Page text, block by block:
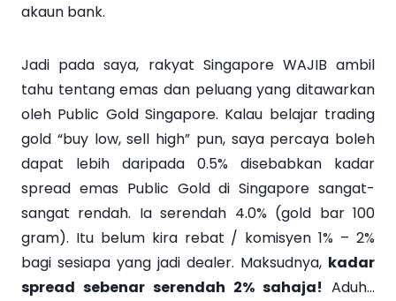
akaun bank.
Jadi pada saya, rakyat Singapore WAJIB ambil
tahu tentang emas dan peluang yang ditawarkan
oleh Public Gold Singapore. Kalau belajar trading
gold “buy low, sell high” pun, saya percaya boleh
dapat lebih daripada 0.5% disebabkan kadar
spread emas Public Gold di Singapore sangat-
sangat rendah. Ia serendah 4.0% (gold bar 100
gram). Itu belum kira rebat / komisyen 1% – 2%
bagi sesiapa yang jadi dealer. Maksudnya, kadar
spread sebenar serendah 2% sahaja! Aduh…